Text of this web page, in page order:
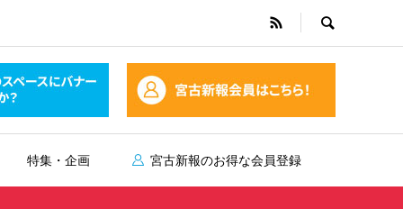
特集・企画 宮古新報のお得な会員登録